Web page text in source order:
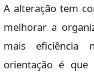
A alteração tem
melhorar a
mais eficiência
orientação é